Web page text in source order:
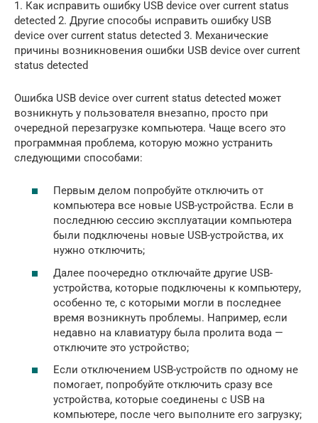
1. Как исправить ошибку USB device over current status
detected 2. Другие способы исправить ошибку USB
device over current status detected 3. Механические
причины возникновения ошибки USB device over current
status detected
Ошибка USB device over current status detected может
возникнуть у пользователя внезапно, просто при
очередной перезагрузке компьютера. Чаще всего это
программная проблема, которую можно устранить
следующими способами:
Первым делом попробуйте отключить от
компьютера все новые USB-устройства. Если в
последнюю сессию эксплуатации компьютера
были подключены новые USB-устройства, их
нужно отключить;
Далее поочередно отключайте другие USB-
устройства, которые подключены к компьютеру,
особенно те, с которыми могли в последнее
время возникнуть проблемы. Например, если
недавно на клавиатуру была пролита вода —
отключите это устройство;
Если отключением USB-устройств по одному не
помогает, попробуйте отключить сразу все
устройства, которые соединены с USB на
компьютере, после чего выполните его загрузку;